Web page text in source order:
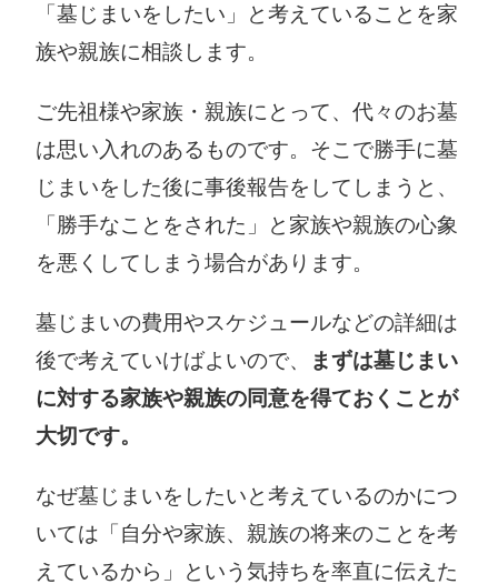
「墓じまいをしたい」と考えていることを家
族や親族に相談します。
ご先祖様や家族・親族にとって、代々のお墓
は思い入れのあるものです。そこで勝手に墓
じまいをした後に事後報告をしてしまうと、
「勝手なことをされた」と家族や親族の心象
を悪くしてしまう場合があります。
墓じまいの費用やスケジュールなどの詳細は
後で考えていけばよいので、
まずは墓じまい
に対する家族や親族の同意を得ておくことが
大切です。
なぜ墓じまいをしたいと考えているのかにつ
いては「自分や家族、親族の将来のことを考
えているから」という気持ちを率直に伝えた